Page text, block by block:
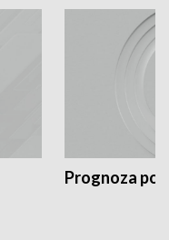
Prognoza